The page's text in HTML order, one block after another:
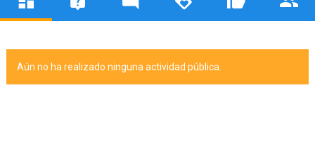
Aún no ha realizado ninguna actividad pública.